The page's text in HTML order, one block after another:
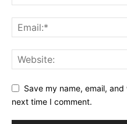
Save my name, email,
next time I comment.